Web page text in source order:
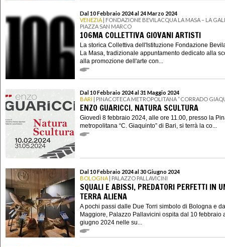
Dal 10 Febbraio 2024 al 24 Marzo 2024
VENEZIA | FONDAZIONE BEVILACQUA LA MASA – LA
PIAZZA SAN MARCO
106MA COLLETTIVA GIOVANI ARTISTI
La storica Collettiva dell'Istituzione Fondazione
La Masa, tradizionale appuntamento dedicato alla
alla promozione dell'arte con...
Dal 10 Febbraio 2024 al 31 Maggio 2024
BARI | PINACOTECA METROPOLITANA “CORRADO
ENZO GUARICCI. NATURA SCULTURA
Giovedì 8 febbraio 2024, alle ore 11.00, presso la
metropolitana “C. Giaquinto” di Bari, si terrà la co...
Dal 10 Febbraio 2024 al 30 Giugno 2024
BOLOGNA | PALAZZO PALLAVICINI
SQUALI E ABISSI, PREDATORI PERFETTI IN
TERRA ALIENA
A pochi passi dalle Due Torri simbolo di Bologna e
Maggiore, Palazzo Pallavicini ospita dal 10 febbraio
giugno 2024 nelle su...